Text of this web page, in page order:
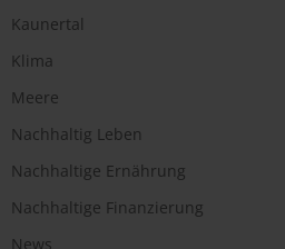
Kaunertal
Klima
Meere
Nachhaltig Leben
Nachhaltige Ernährung
Nachhaltige Finanzierung
News